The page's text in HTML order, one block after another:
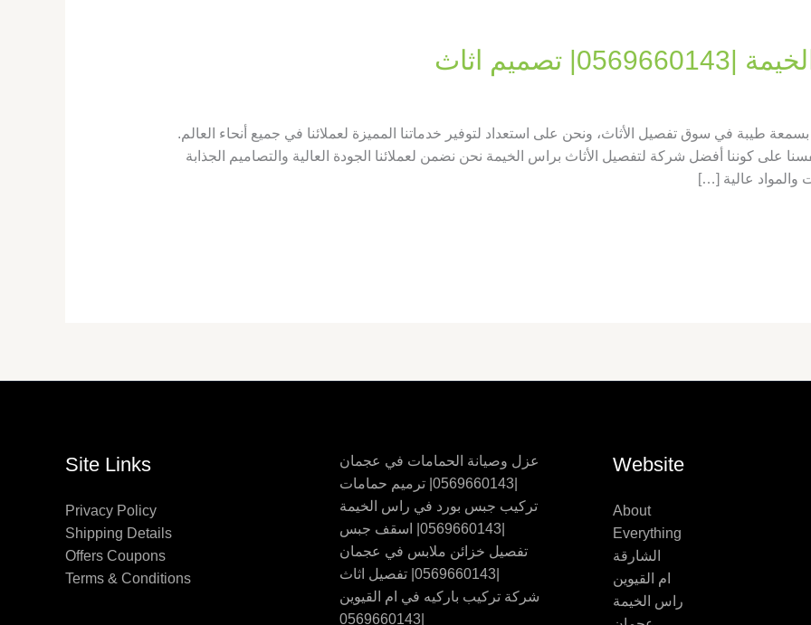
اثاث
طيبة في سوق تفصيل الأثاث، ونحن على استعداد لتوفير خدماتنا المميزة لعملائنا في جميع أنحاء العالم.
على كوننا أفضل شركة لتفصيل الأثاث براس الخيمة نحن نضمن لعملائنا الجودة العالية والتصاميم الجذابة
والمواد عالية […]
Website
About
Everything
الشارقة
ام القيوين
راس الخيمة
عزل وصيانة الحمامات في عجمان
|0569660143| ترميم حمامات
تركيب جبس بورد في راس الخيمة
|0569660143| اسقف جبس
تفصيل خزائن ملابس في عجمان
|0569660143| تفصيل اثاث
شركة تركيب باركيه في ام القيوين
|0569660143
Site Links
Privacy Policy
Shipping Details
Offers Coupons
Terms & Conditions